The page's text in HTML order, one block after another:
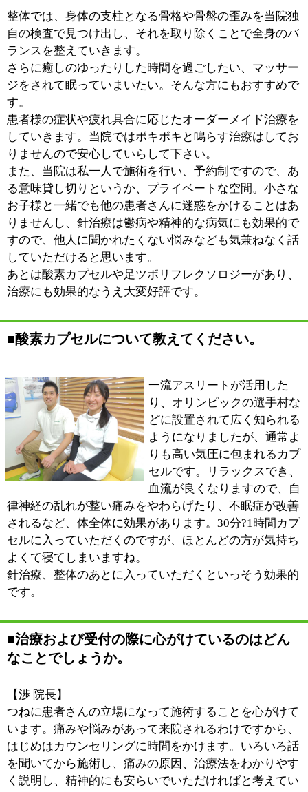
■治療および受付の際に心がけているのはどん
なことでしょうか。
【渉 院長】
つねに患者さんの立場になって施術することを心がけて
います。痛みや悩みがあって来院されるわけですから、
はじめはカウンセリングに時間をかけます。いろいろ話
を聞いてから施術し、痛みの原因、治療法をわかりやす
く説明し、精神的にも安らいでいただければと考えてい
【絵美子 夫人】
笑顔で応対することですね。それと、初めて来院された
方には問診票を書いていただくのですが、問診票を見た
うえで配慮しながら接客します。言葉遣いに気を付ける
のはもちろん、たとえばゆっくりとした口調で話すと
か、不安を取り除き、リラックスできる雰囲気づくりを
心がけています。
■最後に今後の展望と地域の皆様へメッセージ
をお願いします。
【渉 院長】
方に知っていただきたいですね。地元の方が困ったとき
に役に立てる、地域密着でやっていきたいと考えていま
【絵美子 夫人】
主人のサポートとして、主人と一緒に地域の方に愛され
る治療院にしていきたいと思います。針治療は外科的な
痛みだけでなく、精神的な疾患にも効果が高いので、一
人で悩んだりせず、ご相談いただければと思います。
※上記記事は2013.1に取材したものです。
情報時間の経過による変化などがございます事をご了承
:
TEL : 03-3622-6033
休診日
最寄駅 : 押上駅
所在地 : 墨田区向島3-28-5 ポロニア向島ビル1F
WEB http://www.kenkouyasan-eno.com/
診療時間 : ［日曜・祝日］10：00～13：00 15：00～
18：00
駐車場 : 有
このページの先頭へ